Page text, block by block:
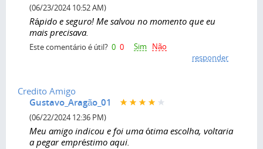
(06/23/2024 10:52 AM)
Rápido e seguro! Me salvou no momento que eu
mais precisava.
Este comentário é útil? 0 0 Sim
Não
responder
Credito Amigo
Gustavo_Aragão_01
(06/22/2024 12:36 PM)
Meu amigo indicou e foi uma ótima escolha, voltaria
a pegar empréstimo aqui.